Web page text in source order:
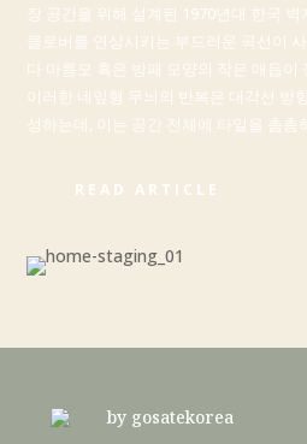
장 공간을 위해 설계된 1970년대 한국
클로버를 연상시키는 부드러운 곡선이
다 마름모 혹은 방패 모양의 작은 매듭이
이러한 네잎형 무늬의 반복은 대각선 방
성하는데, 이는 공간 전체에 타일을 촘
READ ARTICLE
by gosatekorea